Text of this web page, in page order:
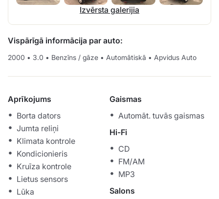
Izvērsta galerijia
Vispārīgā informācija par auto:
2000 • 3.0 • Benzīns / gāze • Automātiskā • Apvidus Auto
Aprīkojums
Borta dators
Jumta reliņi
Klimata kontrole
Kondicionieris
Kruīza kontrole
Lietus sensors
Lūka
Gaismas
Automāt. tuvās gaismas
Hi-Fi
CD
FM/AM
MP3
Salons